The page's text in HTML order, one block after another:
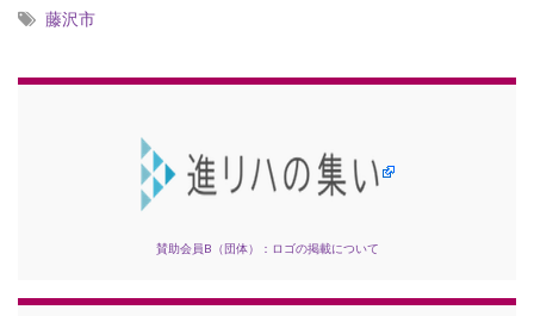
藤沢市
賛助会員B（団体）：ロゴの掲載について